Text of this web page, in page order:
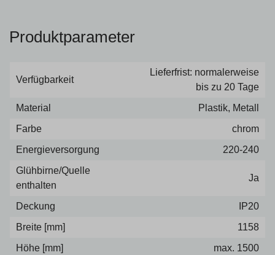
Produktparameter
Verfügbarkeit
Lieferfrist: normalerweise
bis zu 20 Tage
Material
Plastik, Metall
Farbe
chrom
Energieversorgung
220-240
Glühbirne/Quelle
enthalten
Ja
Deckung
IP20
Breite [mm]
1158
Höhe [mm]
max. 1500